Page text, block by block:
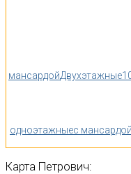
мансардойДвухэтажные
одноэтажныес мансардой
Карта Петрович: